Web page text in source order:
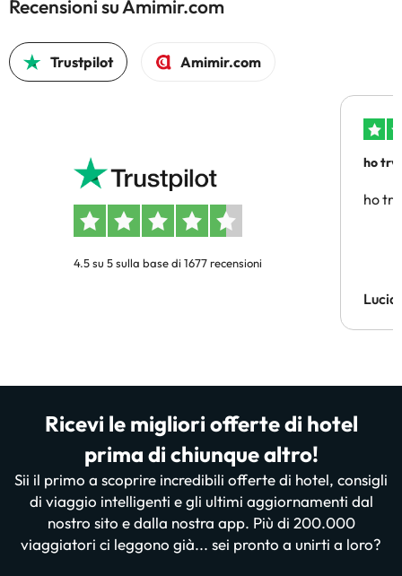
Recensioni su Amimir.com
Trustpilot Amimir.com
4.5 su 5 sulla base di 1677 recensioni
ho
ho
Lucia
Ricevi le migliori offerte di hotel
prima di chiunque altro!
Sii il primo a scoprire incredibili offerte di hotel, consigli
di viaggio intelligenti e gli ultimi aggiornamenti dal
nostro sito e dalla nostra app. Più di 200.000
viaggiatori ci leggono già... sei pronto a unirti a loro?